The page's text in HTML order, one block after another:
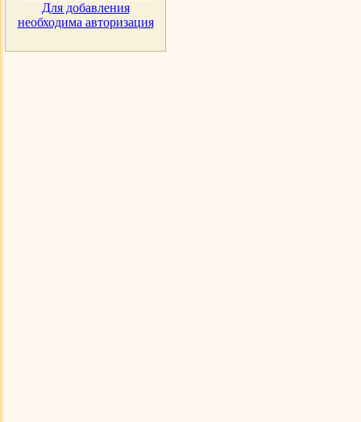
Для добавления
необходима авторизация